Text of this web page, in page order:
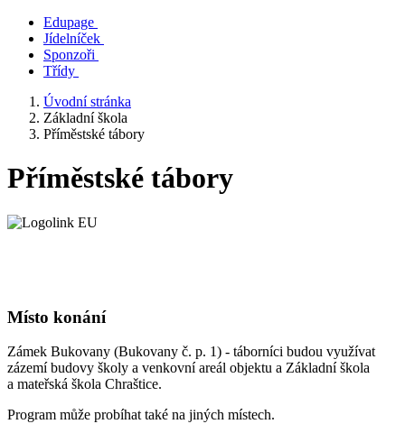
Edupage
Jídelníček
Sponzoři
Třídy
Úvodní stránka
Základní škola
Příměstské tábory
Příměstské tábory
Místo konání
Zámek Bukovany (Bukovany č. p. 1) - táborníci budou využívat
zázemí budovy školy a venkovní areál objektu a Základní škola
a mateřská škola Chraštice.
Program může probíhat také na jiných místech.